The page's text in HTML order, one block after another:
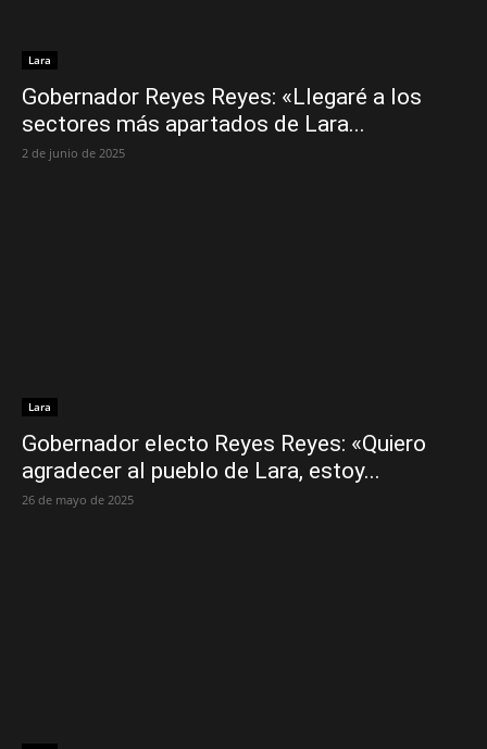
Lara
Gobernador Reyes Reyes: «Llegaré a los
sectores más apartados de Lara...
2 de junio de 2025
Lara
Gobernador electo Reyes Reyes: «Quiero
agradecer al pueblo de Lara, estoy...
26 de mayo de 2025